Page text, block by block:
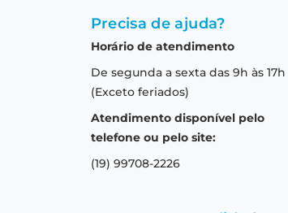
Precisa de ajuda?
Horário de atendimento
De segunda a sexta das 9h às 17h
(Exceto feriados)
Atendimento disponível pelo
telefone ou pelo site:
(19) 99708-2226